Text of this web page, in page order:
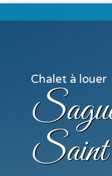
Chalet à louer